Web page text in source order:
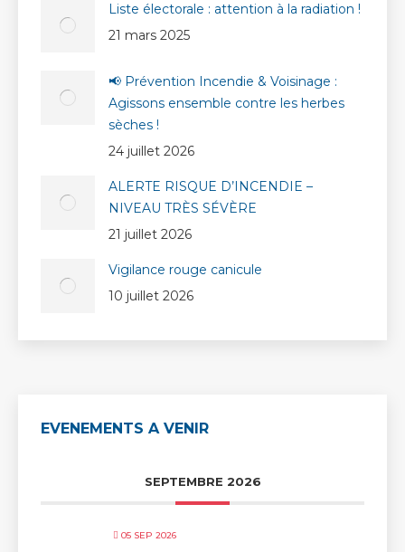
Liste électorale : attention à la radiation !
21 mars 2025
📢 Prévention Incendie & Voisinage :
Agissons ensemble contre les herbes
sèches !
24 juillet 2026
ALERTE RISQUE D’INCENDIE –
NIVEAU TRÈS SÉVÈRE
21 juillet 2026
Vigilance rouge canicule
10 juillet 2026
EVENEMENTS A VENIR
SEPTEMBRE 2026
05 SEP 2026